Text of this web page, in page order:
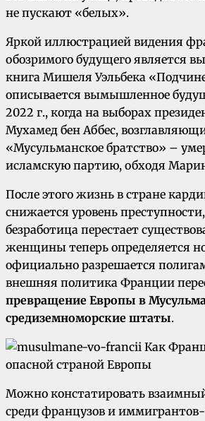
не пускают «белых».
Яркой иллюстрацией видения
обозримого будущего является
книга Мишеля Уэльбека
описывается вымышленное
2022 г., когда на выборах
Мухамед бен Аббес,
«Мусульманское братство» –
исламскую партию, обходя
После этого жизнь в стране
снижается уровень преступности,
безработица перестает
женщины теперь определяется
официально разрешается
внешняя политика Франции
превращение Европы в
средиземноморские штаты.
Можно констатировать
среди французов и